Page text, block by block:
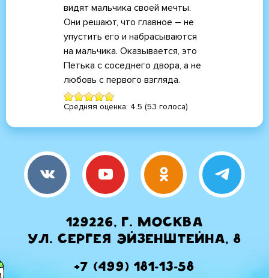
видят мальчика своей мечты.
Они решают, что главное – не
упустить его и набрасываются
на мальчика. Оказывается, это
Петька с соседнего двора, а не
любовь с первого взгляда.
Средняя оценка: 4.5 (53 голоса)
129226, г. Москва
ул. Сергея Эйзенштейна, 8
+7 (499) 181-13-58